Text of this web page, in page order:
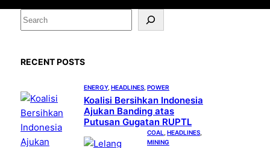
S
e
r
h
RECENT POSTS
ENERGY, HEADLINES POWER
Koalisi Bersihkan Indonesia
Ajukan Banding atas
Putusan Gugatan RUPTL
COAL HEADLINES
MINING